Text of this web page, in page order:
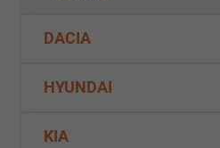
DACIA
HYUNDAI
KIA